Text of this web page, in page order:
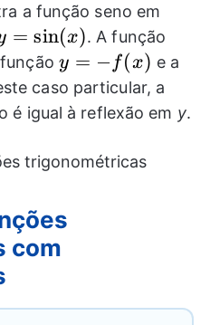
a função seno em
= sin(x). A função
y=-
f(x)
y = − f(x) e a
caso particular, a
é igual à reflexão em y.
com